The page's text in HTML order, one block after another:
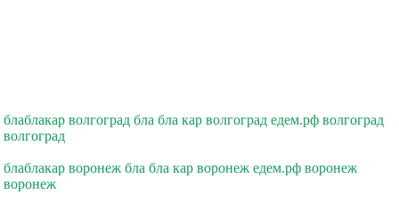
блаблакар волгоград бла бла кар волгоград едем.рф волгоград
волгоград
блаблакар воронеж бла бла кар воронеж едем.рф воронеж
воронеж